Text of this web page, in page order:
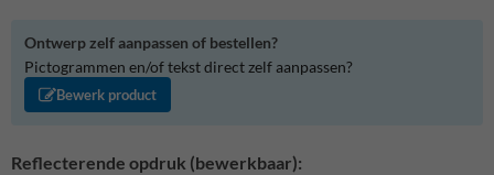
Ontwerp zelf aanpassen of bestellen?
Pictogrammen en/of tekst direct zelf aanpassen?
Bewerk product
Reflecterende opdruk (bewerkbaar):